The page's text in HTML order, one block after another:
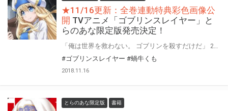
★11/16更新：全巻連動特典彩色画像公
開 TVアニメ「ゴブリンスレイヤー」と
らのあな限定版発売決定！
#ゴブリンスレイヤー #蝸牛くも
2018.11.16
とらのあな限定版 書籍